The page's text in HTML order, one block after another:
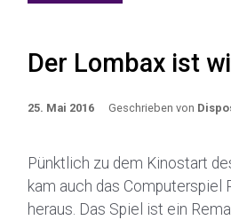
Der Lombax ist
25. Mai 2016 Geschrieben von
Pünktlich zu dem Kinostart
kam auch das Computerspiel
heraus. Das Spiel ist ein